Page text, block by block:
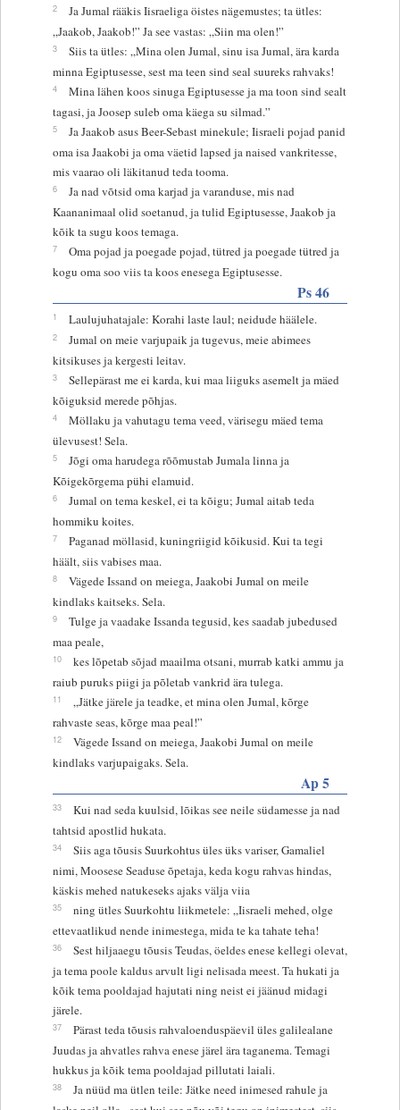
2
Ja Jumal rääkis Iisraeliga öistes nägemustes; ta ütles:
„Jaakob, Jaakob!” Ja see vastas: „Siin ma olen!”
3
Siis ta ütles: „Mina olen Jumal, sinu isa Jumal, ära karda
minna Egiptusesse, sest ma teen sind seal suureks rahvaks!
4
Mina lähen koos sinuga Egiptusesse ja ma toon sind sealt
tagasi, ja Joosep suleb oma käega su silmad.”
5
Ja Jaakob asus Beer-Sebast minekule; Iisraeli pojad panid
oma isa Jaakobi ja oma väetid lapsed ja naised vankritesse,
mis vaarao oli läkitanud teda tooma.
6
Ja nad võtsid oma karjad ja varanduse, mis nad
Kaananimaal olid soetanud, ja tulid Egiptusesse, Jaakob ja
kõik ta sugu koos temaga.
7
Oma pojad ja poegade pojad, tütred ja poegade tütred ja
kogu oma soo viis ta koos enesega Egiptusesse.
Ps 46
1 Laulujuhatajale: Korahi laste laul; neidude häälele.
2
Jumal on meie varjupaik ja tugevus, meie abimees
kitsikuses ja kergesti leitav.
3
Sellepärast me ei karda, kui maa liiguks asemelt ja mäed
kõiguksid merede põhjas.
4
Möllaku ja vahutagu tema veed, värisegu mäed tema
ülevusest! Sela.
5
Jõgi oma harudega rõõmustab Jumala linna ja
Kõigekõrgema pühi elamuid.
6
Jumal on tema keskel, ei ta kõigu; Jumal aitab teda
hommiku koites.
7
Paganad möllasid, kuningriigid kõikusid. Kui ta tegi
häält, siis vabises maa.
8
Vägede Issand on meiega, Jaakobi Jumal on meile
kindlaks kaitseks. Sela.
9
Tulge ja vaadake Issanda tegusid, kes saadab jubedused
maa peale,
10
kes lõpetab sõjad maailma otsani, murrab katki ammu ja
raiub puruks piigi ja põletab vankrid ära tulega.
11
„Jätke järele ja teadke, et mina olen Jumal, kõrge
rahvaste seas, kõrge maa peal!”
12
Vägede Issand on meiega, Jaakobi Jumal on meile
kindlaks varjupaigaks. Sela.
Ap 5
33
Kui nad seda kuulsid, lõikas see neile südamesse ja nad
tahtsid apostlid hukata.
34
Siis aga tõusis Suurkohtus üles üks variser, Gamaliel
nimi, Moosese Seaduse õpetaja, keda kogu rahvas hindas,
käskis mehed natukeseks ajaks välja viia
35
ning ütles Suurkohtu liikmetele: „Iisraeli mehed, olge
ettevaatlikud nende inimestega, mida te ka tahate teha!
36
Sest hiljaaegu tõusis Teudas, öeldes enese kellegi olevat,
ja tema poole kaldus arvult ligi nelisada meest. Ta hukati ja
kõik tema pooldajad hajutati ning neist ei jäänud midagi
järele.
37
Pärast teda tõusis rahvaloenduspäevil üles galilealane
Juudas ja ahvatles rahva enese järel ära taganema. Temagi
hukkus ja kõik tema pooldajad pillutati laiali.
38
Ja nüüd ma ütlen teile: Jätke need inimesed rahule ja